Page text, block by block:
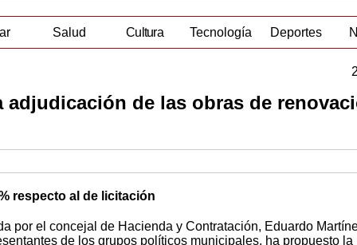
Salud Cultura Tecnología Deportes
de las obras de
respecto al de licitación
por el concejal de Hacienda y Contratación, Eduardo
de los grupos políticos municipales, ha propuesto la